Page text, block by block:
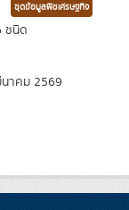
ชุดข้อมูลพืชเศรษฐกิจ
ชนิด
าคม 2569